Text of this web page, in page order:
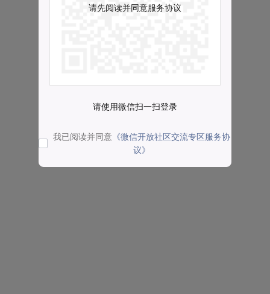
请先阅读并同意服务协议
请使用微信扫一扫登录
我已阅读并同意 《微信开放社区交流专区服务协
议》